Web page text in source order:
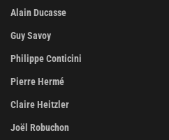
Alain Ducasse
Guy Savoy
Philippe Conticini
Pierre Hermé
Claire Heitzler
Joël Robuchon